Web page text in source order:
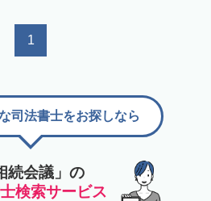
1
続会議」の
検索サービス
司法書士をお探しなら